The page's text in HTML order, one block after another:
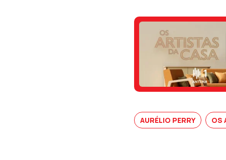
AURÉLIO PERRY OS